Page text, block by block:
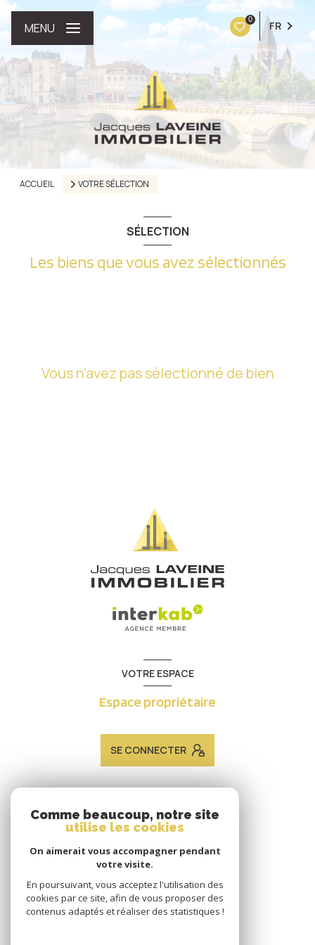
0 FR
MENU
ACCUEIL VOTRE SÉLECTION
SÉLECTION
Les biens que vous avez sélectionnés
Vous n'avez pas sélectionné de bien
VOTRE ESPACE
Espace propriétaire
SE CONNECTER
ADHÉRENTS
Nous adhérons
Comme beaucoup, notre site
utilise les cookies
On aimerait vous accompagner pendant
votre visite.
En poursuivant, vous acceptez l'utilisation des
cookies par ce site, afin de vous proposer des
contenus adaptés et réaliser des statistiques !